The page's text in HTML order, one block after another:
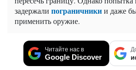
задержали пограничникии даже
применить оружие.
Читайте нас в
Google Discover